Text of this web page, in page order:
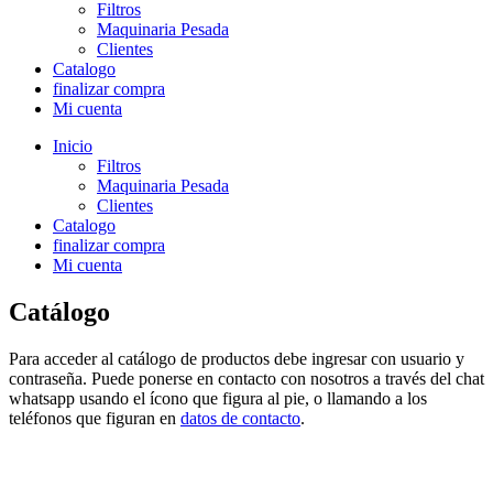
Filtros
Maquinaria Pesada
Clientes
Catalogo
finalizar compra
Mi cuenta
Inicio
Filtros
Maquinaria Pesada
Clientes
Catalogo
finalizar compra
Mi cuenta
Catálogo
Para acceder al catálogo de productos debe ingresar con usuario y
contraseña. Puede ponerse en contacto con nosotros a través del chat
whatsapp usando el ícono que figura al pie, o llamando a los
teléfonos que figuran en datos de contacto.